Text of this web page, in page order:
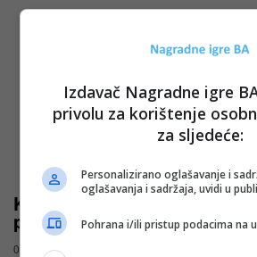
Knjaz Miloš nagradna igra:
putovanje koje se pamti
07.11.2025
Izdavač Nagradne igre
privolu za korištenje
za sljedeće:
Personalizirano oglašavanje i
oglašavanja i sadržaja, uvidi u
Pohrana i/ili pristup podacima na